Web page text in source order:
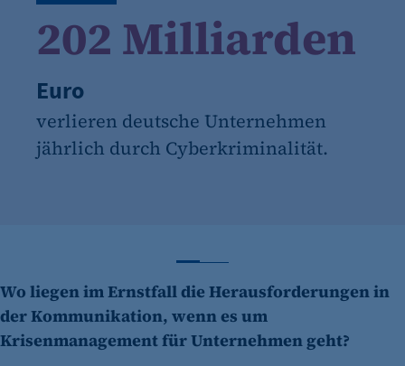
202 Milliarden
Euro
verlieren deutsche Unternehmen
jährlich durch Cyberkriminalität.
Wo liegen im Ernstfall die Herausforderungen in
der Kommunikation, wenn es um
Krisenmanagement für Unternehmen geht?